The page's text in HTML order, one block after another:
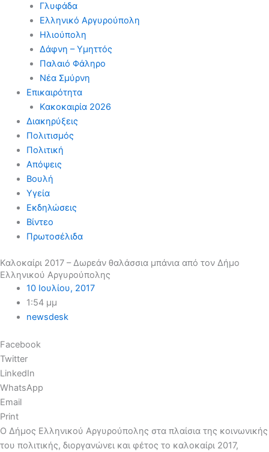
Γλυφάδα
Ελληνικό Αργυρούπολη
Ηλιούπολη
Δάφνη – Υμηττός
Παλαιό Φάληρο
Νέα Σμύρνη
Επικαιρότητα
Κακοκαιρία 2026
Διακηρύξεις
Πολιτισμός
Πολιτική
Απόψεις
Βουλή
Υγεία
Εκδηλώσεις
Βίντεο
Πρωτοσέλιδα
Καλοκαίρι 2017 – Δωρεάν θαλάσσια μπάνια από τον Δήμο
Ελληνικού Αργυρούπολης
10 Ιουλίου, 2017
1:54 μμ
newsdesk
Facebook
Twitter
LinkedIn
WhatsApp
Email
Print
O Δήμος Ελληνικού Αργυρούπολης στα πλαίσια της κοινωνικής
του πολιτικής, διοργανώνει και φέτος το καλοκαίρι 2017,